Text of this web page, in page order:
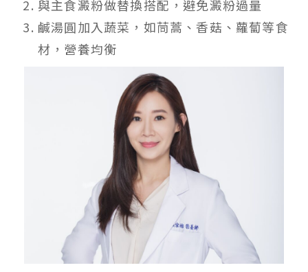
與主食澱粉做替換搭配，避免澱粉過量
鹹湯圓加入蔬菜，如茼蒿、香菇、蘿蔔等食
材，營養均衡